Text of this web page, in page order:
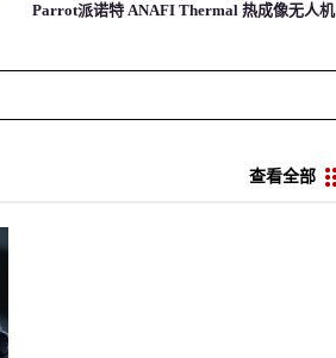
Parrot派诺特 ANAFI Thermal 热成像无人机
查看全部